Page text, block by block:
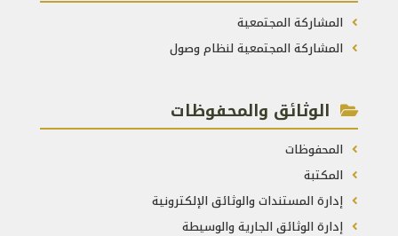
المشاركة المجتمعية
المشاركة المجتمعية لنظام وصول
الوثائق والمحفوظات
المحفوظات
المكتبة
إدارة المستندات والوثائق الإلكترونية
إدارة الوثائق الجارية والوسيطة